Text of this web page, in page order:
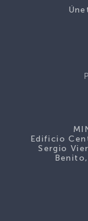
Edificio
Sergio